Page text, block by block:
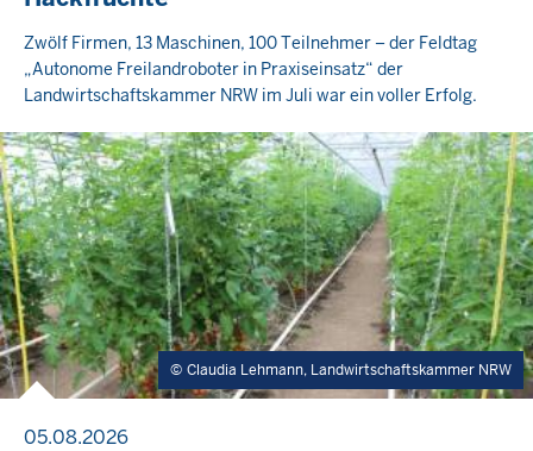
Zwölf Firmen, 13 Maschinen, 100 Teilnehmer – der Feldtag
„Autonome Freilandroboter in Praxiseinsatz“ der
Landwirtschaftskammer NRW im Juli war ein voller Erfolg.
Claudia Lehmann, Landwirtschaftskammer NRW
05.08.2026